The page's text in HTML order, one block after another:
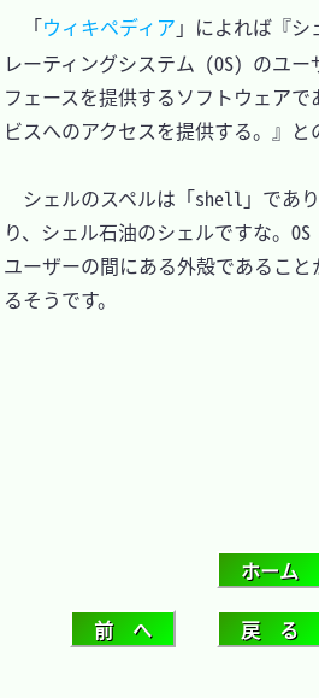
「ウィキペディア 」によれば『
レーティングシステム (OS) のユー
フェースを提供するソフトウェア
ビスへのアクセスを提供する。』と
シェルのスペルは「shell」であ
り、シェル石油のシェルですな。
ユーザーの間にある外殻であるこ
るそうです。